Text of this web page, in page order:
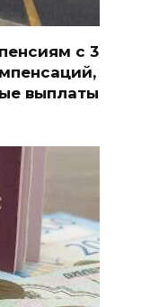
с 3
выплаты